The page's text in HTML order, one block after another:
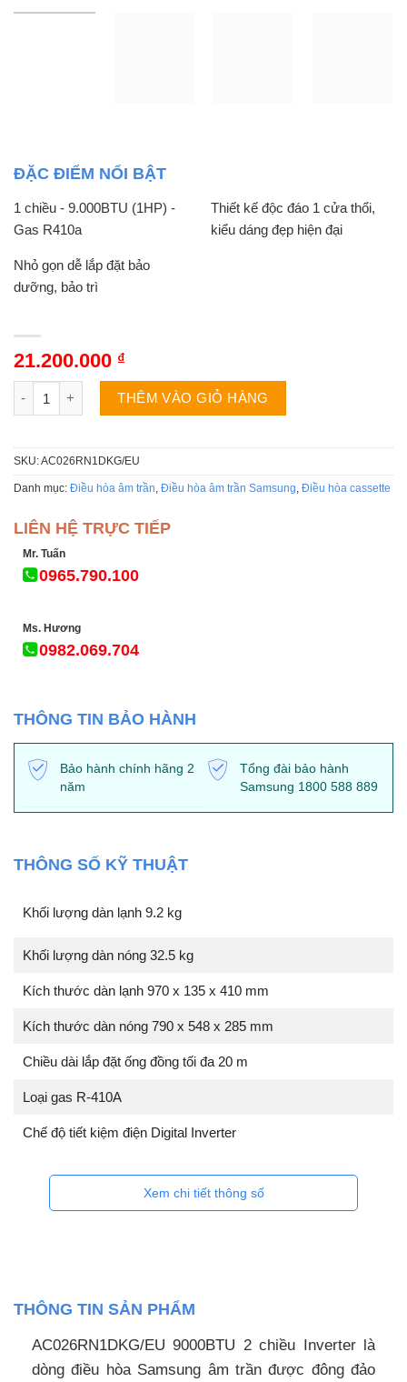
ĐẶC ĐIỂM NỔI BẬT
1 chiều - 9.000BTU (1HP) -
Gas R410a
Thiết kế độc đáo 1 cửa thổi,
kiểu dáng đẹp hiện đại
Nhỏ gọn dễ lắp đặt bảo
dưỡng, bảo trì
21.200.000 ₫
Điều hòa Samsung âm trần AC026RN1DKG/EU 9000BTU 2
THÊM VÀO GIỎ HÀNG
SKU:AC026RN1DKG/EU
Danh mục: Điều hòa âm trần Điều hòa âm trần Samsung Điều hòa cassette
LIÊN HỆ TRỰC TIẾP
Mr. Tuấn
0965.790.100
Ms. Hương
0982.069.704
THÔNG TIN BẢO HÀNH
Bảo hành chính hãng 2
năm
Tổng đài bảo hành
Samsung 1800 588 889
THÔNG SỐ KỸ THUẬT
Khối lượng dàn lạnh 9.2 kg
Khối lượng dàn nóng 32.5 kg
Kích thước dàn lạnh 970 x 135 x 410 mm
Kích thước dàn nóng 790 x 548 x 285 mm
Chiều dài lắp đặt ống đồng tối đa 20 m
Loại gas R-410A
Chế độ tiết kiệm điện Digital Inverter
Xem chi tiết thông số
THÔNG TIN SẢN PHẨM
AC026RN1DKG/EU 9000BTU 2 chiều Inverter là
dòng điều hòa Samsung âm trần được đông đảo